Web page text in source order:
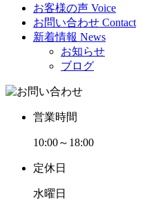
お客様の声 Voice
お問い合わせ Contact
新着情報 News
お知らせ
ブログ
営業時間
10:00～18:00
定休日
水曜日